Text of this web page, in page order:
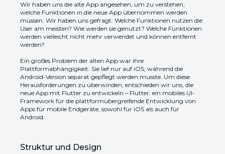
Wir haben uns die alte App angesehen, um zu verstehen,
welche Funktionen in die neue App übernommen werden
müssen. Wir haben uns gefragt: Welche Funktionen nutzen die
User am meisten? Wie werden sie genutzt? Welche Funktionen
werden vielleicht nicht mehr verwendet und können entfernt
werden?
Ein großes Problem der alten App war ihre
Plattformabhängigkeit: Sie lief nur auf iOS, während die
Android-Version separat gepflegt werden musste. Um diese
Herausforderungen zu überwinden, entschieden wir uns, die
neue App mit Flutter zu entwickeln – Flutter: ein mobiles UI-
Framework für die plattformübergreifende Entwicklung von
Apps für mobile Endgeräte, sowohl für iOS als auch für
Android.
Struktur und Design